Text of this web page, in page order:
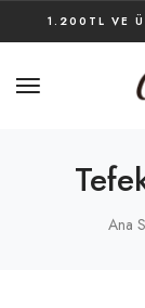
1.200TL VE
Ana